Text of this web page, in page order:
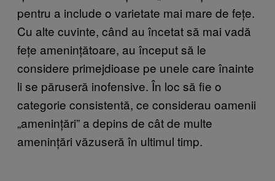
pentru a include o varietate mai mare de fețe.
Cu alte cuvinte, când au încetat să mai vadă
fețe amenințătoare, au început să le
considere primejdioase pe unele care înainte
li se păruseră inofensive. În loc să fie o
categorie consistentă, ce considerau oamenii
„amenințări” a depins de cât de multe
amenințări văzuseră în ultimul timp.